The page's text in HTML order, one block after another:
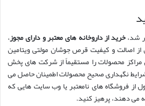
شد،خرید از داروخانه های معتبر و دارای مجوز،
از اصالت و کیفیت قرص جوشان مولتی ویتامین
محصولات را مستقیماً از شرکت های پخش
نگهداری صحیح محصولات اطمینان حاصل می
از فروشگاه های نامعتبر یا وب سایت هایی که
می دهند، پرهیز کنید.